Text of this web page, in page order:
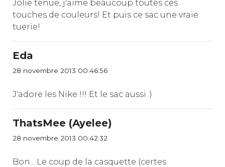
Jolie tenue, j'aime beaucoup toutes ces
touches de couleurs! Et puis ce sac une vraie
tuerie!
Eda
28 novembre 2013 00:46:56
J'adore les Nike !!! Et le sac aussi :)
ThatsMee (Ayelee)
28 novembre 2013 00:42:32
Bon... Le coup de la casquette (certes